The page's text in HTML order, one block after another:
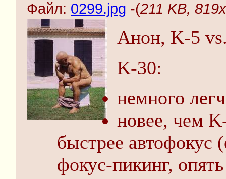
Файл: 0299.jpg -(211 KB,
Анон, K-5
K-30:
немного
новее, чем
быстрее автофокус
фокус-пикинг,